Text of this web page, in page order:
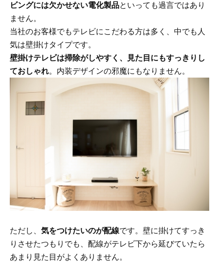
ビングには欠かせない電化製品といっても過言ではあり
ません。
当社のお客様でもテレビにこだわる方は多く、中でも人
気は壁掛けタイプです。
壁掛けテレビは掃除がしやすく、見た目にもすっきりし
ておしゃれ。内装デザインの邪魔にもなりません。
ただし、 気をつけたいのが配線です。壁に掛けてすっき
りさせたつもりでも、配線がテレビ下から延びていたら
あまり見た目がよくありません。